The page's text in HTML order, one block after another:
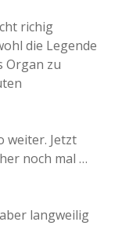
richig
die Legende
Organ zu
weiter. Jetzt
noch mal …
langweilig